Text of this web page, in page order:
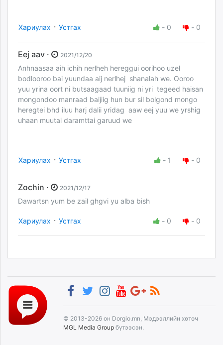
Хариулах · Устгах - 0 - 0
Eej aav · 2021/12/20
Anhnaasaa aih ichih nerlheh hereggui oorihoo uzel
bodlooroo bai yuundaa aij nerlhej shanalah we. Ooroo
yuu yrina oort ni butsaagaad tuuniig ni yri tegeed haisan
mongondoo manraad baijiig hun bur sil bolgond mongo
heregtei bhd iluu harj dalii yridag aaw eej yuu we yrshig
uhaan muutai daramttai garuud we
Хариулах · Устгах - 1 - 0
Zochin · 2021/12/17
Dawartsn yum be zail ghgvi yu alba bish
Хариулах · Устгах - 0 - 0
© 2013-2026 он Dorgio.mn, Мэдээллийн хөтөч
MGL Media Group бүтээсэн.